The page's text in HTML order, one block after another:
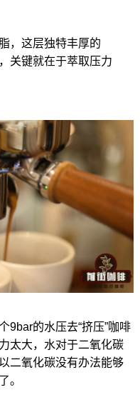
，这层独特丰厚的
关键就在于萃取压力
9bar的水压去“挤压”咖啡
太大，水对于二氧化碳
二氧化碳没有办法能够
。